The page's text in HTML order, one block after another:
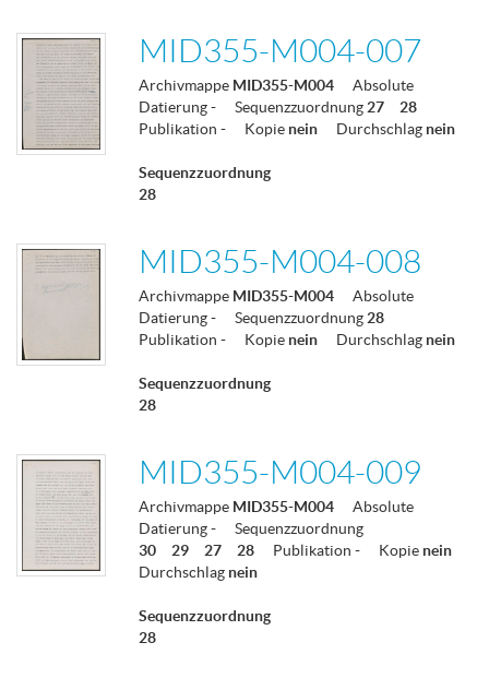
MID355-M004-007
Archivmappe MID355-M004
Absolute
Datierung- Sequenzzuordnung 27
28
Publikation - Kopie nein Durchschlag nein
Sequenzzuordnung
28
MID355-M004-008
Archivmappe MID355-M004
Absolute
Datierung- Sequenzzuordnung 28
Publikation - Kopie nein Durchschlag nein
Sequenzzuordnung
28
MID355-M004-009
Archivmappe MID355-M004
Absolute
Datierung-
Sequenzzuordnung
30
29 27 28 Publikation - Kopie nein
Durchschlag nein
Sequenzzuordnung
28